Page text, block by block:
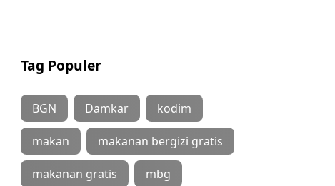
Tag Populer
BGN Damkar kodim
makan makanan bergizi gratis
makanan gratis mbg